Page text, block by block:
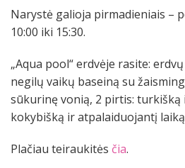
Narystė galioja pirmadieniais –
10:00 iki 15:30.
„Aqua pool“ erdvėje rasite:
negilų vaikų baseiną su
sūkurinę vonią, 2 pirtis: turkišką
kokybišką ir atpalaiduojantį
Plačiau teiraukitės čia.